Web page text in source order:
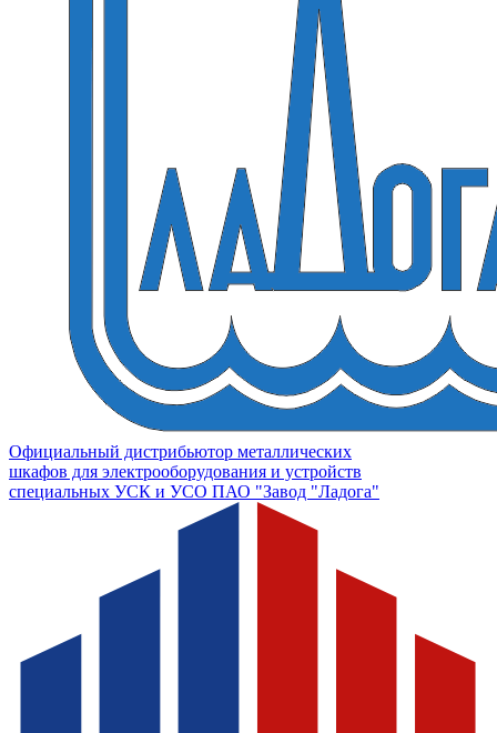
Официальный дистрибьютор металлических
шкафов для электрооборудования и устройств
специальных УСК и УСО ПАО "Завод "Ладога"